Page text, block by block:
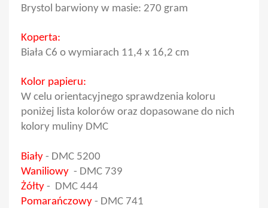
Brystol barwiony w masie: 270 gram
Koperta:
Biała C6 o wymiarach 11,4 x 16,2 cm
Kolor papieru:
W celu orientacyjnego sprawdzenia koloru
poniżej lista kolorów oraz dopasowane do nich
kolory muliny DMC
Biały - DMC 5200
Waniliowy - DMC 739
Żółty - DMC 444
Pomarańczowy - DMC 741